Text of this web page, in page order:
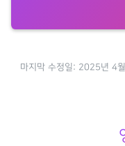
마지막 수정일: 2025년 4